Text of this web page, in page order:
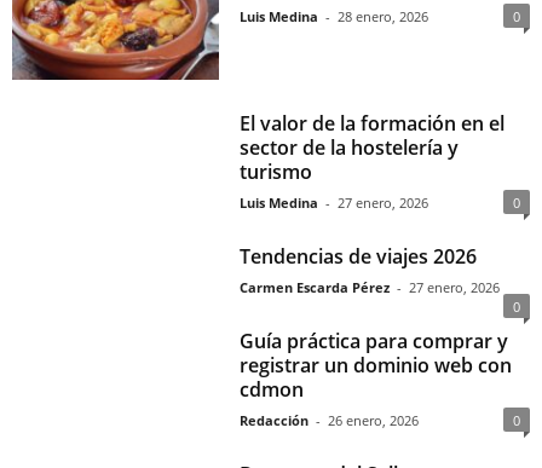
Luis Medina - 28 enero, 2026 0
El valor de la formación en el
sector de la hostelería y
turismo
Luis Medina - 27 enero, 2026 0
Tendencias de viajes 2026
Carmen Escarda Pérez - 27 enero, 2026
0
Guía práctica para comprar y
registrar un dominio web con
cdmon
Redacción - 26 enero, 2026 0